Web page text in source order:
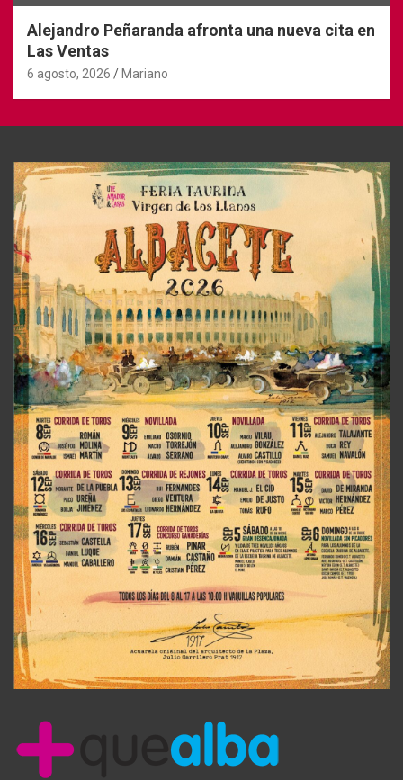
Alejandro Peñaranda afronta una nueva cita en
Las Ventas
6 agosto, 2026 Mariano